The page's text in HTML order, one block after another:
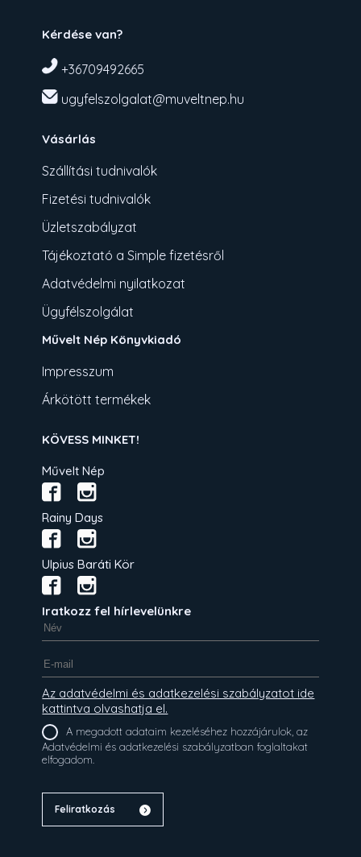
Kérdése van?
+36709492665
ugyfelszolgalat@muveltnep.hu
Vásárlás
Szállítási tudnivalók
Fizetési tudnivalók
Üzletszabályzat
Tájékoztató a Simple fizetésről
Adatvédelmi nyilatkozat
Ügyfélszolgálat
Művelt Nép Könyvkiadó
Impresszum
Árkötött termékek
KÖVESS MINKET!
Művelt Nép
Rainy Days
Ulpius Baráti Kör
Iratkozz fel hírlevelünkre
Az adatvédelmi és adatkezelési szabályzatot ide
kattintva olvashatja el.
A megadott adataim kezeléséhez hozzájárulok, az
Adatvédelmi és adatkezelési szabályzatban foglaltakat
elfogadom.
Feliratkozás